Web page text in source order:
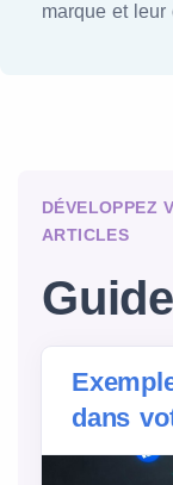
marque et leur
DÉVELOPPEZ
ARTICLES
dans